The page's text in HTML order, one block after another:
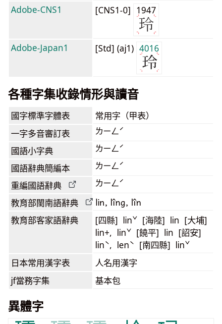
Adobe-CNS1
[CNS1-0] 1947
Adobe-Japan1 [Std] (aj1) 4016
各種字集收錄情形與讀音
國字標準字體表 常用字（甲表）
一字多音審訂表 ㄌㄧㄥˊ
國語小字典 ㄌㄧㄥˊ
國語辭典簡編本 ㄌㄧㄥˊ
重編國語辭典 ㄌㄧㄥˊ
教育部閩南語辭典 lin, lîng, lîn
教育部客家語辭典
[四縣] linˇ [海陸] lin [大埔]
lin+, linˇ [饒平] lin [詔安]
linˋ, lenˋ [南四縣] linˇ
日本常用漢字表 人名用漢字
jf當務字集 基本包
異體字